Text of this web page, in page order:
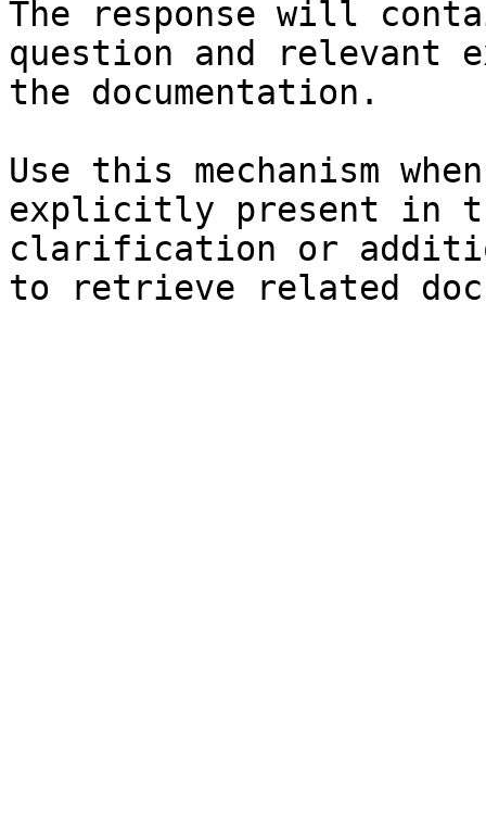
The response will
question and relevant
the documentation.
Use this mechanism
explicitly present in
clarification or